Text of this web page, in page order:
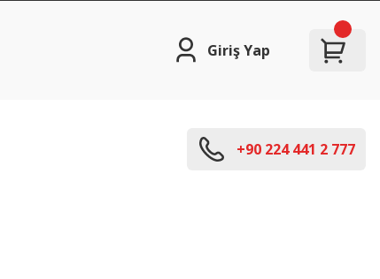
Giriş Yap
+90 224 441 2 777